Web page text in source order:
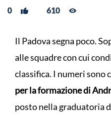
0 610
Il Padova segna poco.
alle squadre con cui
classifica. I numeri sono
per la formazione di
posto nella graduatoria